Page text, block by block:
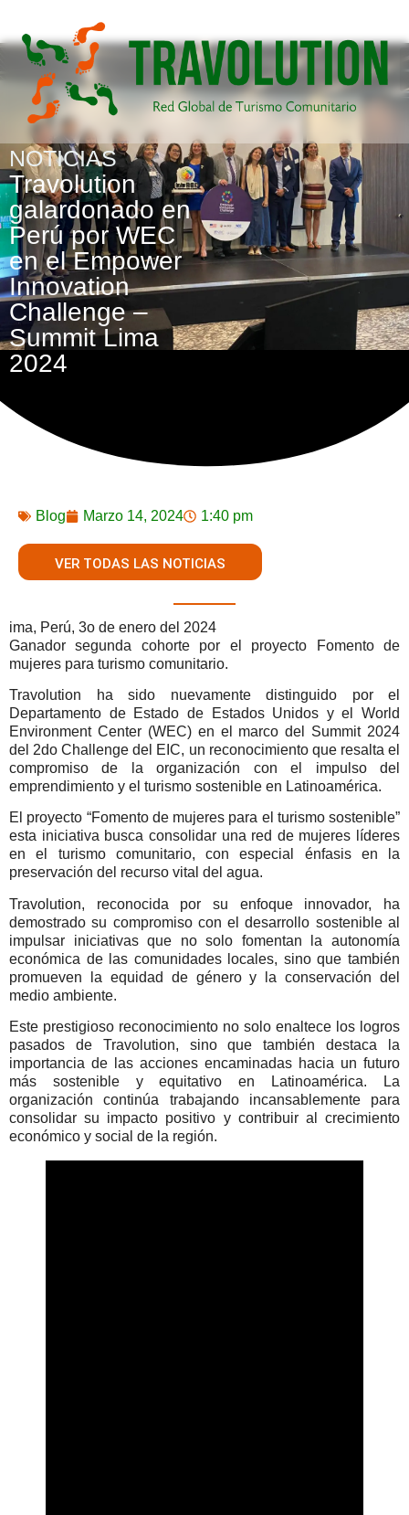
NOTICIAS
Travolution
galardonado en
Perú por WEC
en el Empower
Innovation
Challenge –
Summit Lima
2024
Blog Marzo 14, 2024 1:40 pm
VER TODAS LAS NOTICIAS
ima, Perú, 3o de enero del 2024
Ganador segunda cohorte por el proyecto Fomento de
mujeres para turismo comunitario.
Travolution ha sido nuevamente distinguido por el
Departamento de Estado de Estados Unidos y el World
Environment Center (WEC) en el marco del Summit 2024
del 2do Challenge del EIC, un reconocimiento que resalta el
compromiso de la organización con el impulso del
emprendimiento y el turismo sostenible en Latinoamérica.
El proyecto “Fomento de mujeres para el turismo sostenible”
esta iniciativa busca consolidar una red de mujeres líderes
en el turismo comunitario, con especial énfasis en la
preservación del recurso vital del agua.
Travolution, reconocida por su enfoque innovador, ha
demostrado su compromiso con el desarrollo sostenible al
impulsar iniciativas que no solo fomentan la autonomía
económica de las comunidades locales, sino que también
promueven la equidad de género y la conservación del
medio ambiente.
Este prestigioso reconocimiento no solo enaltece los logros
pasados de Travolution, sino que también destaca la
importancia de las acciones encaminadas hacia un futuro
más sostenible y equitativo en Latinoamérica. La
organización continúa trabajando incansablemente para
consolidar su impacto positivo y contribuir al crecimiento
económico y social de la región.